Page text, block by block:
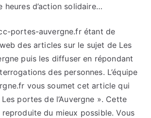
heures d’action solidaire…
portes-auvergne.fr étant de
des articles sur le sujet de Les
puis les diffuser en répondant
des personnes. L’équipe
vous soumet cet article qui
portes de l’Auvergne ». Cette
du mieux possible. Vous